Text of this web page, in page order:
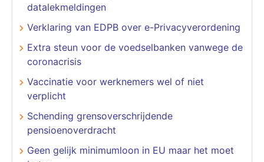
datalekmeldingen
Verklaring van EDPB over e-Privacyverordening
Extra steun voor de voedselbanken vanwege de
coronacrisis
Vaccinatie voor werknemers wel of niet
verplicht
Schending grensoverschrijdende
pensioenoverdracht
Geen gelijk minimumloon in EU maar het moet